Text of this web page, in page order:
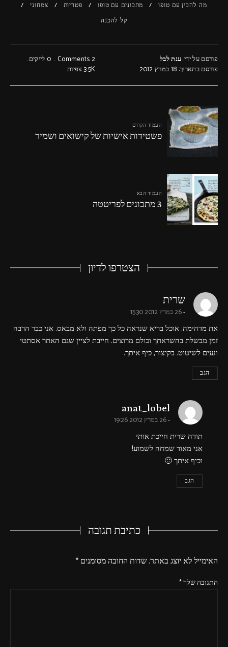
מה להכין עם טופו
מתכונים עם טופו פטריות
צמחוני
קל להכנה
פורסם על ידי: ענת לבל
פורסם בתאריך: 18 במרץ 2012
2 Comments
0 לייקים
3.5Kצפיות
העמוד הקודם
פשטידות אישיות של קישואים ושמיר
העמוד הבא
3 מתכונים לפריטטה
הצטרפו לדיון
שריתsays:
26 במרץ 2012 15:30
את מדהימה. אוכל בריא שנראה כל כך מפתה ולא מבאס. אני כבר הרבה
זמן מבשלת בהשראתך וכולם מרוצים. חייבת לציין שגם האתר אסתטי
ונעים לשיטוט. בקיצור, כיף איתך.
הגב
anat_lobel
26 במרץ 2012 19:26
תודה שרית חייכת אותי
אני מאוד שמחה לשמוע!
וכיף איתך 🙂
הגב
כתיבת תגובה
האימייל לא יוצג באתר.שדות החובה מסומנים*
התגובה שלך*